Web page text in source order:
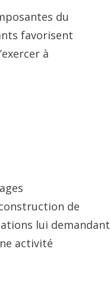
du
favorisent
à
de
lui demandant
activité